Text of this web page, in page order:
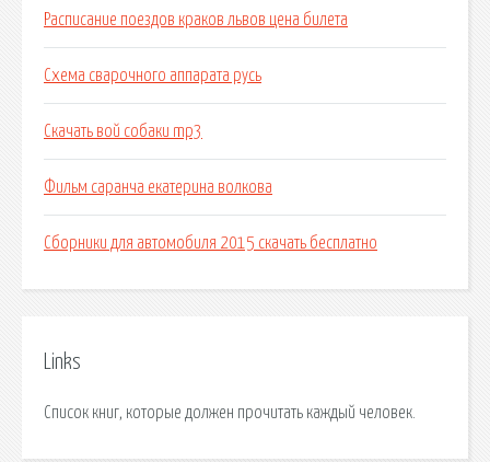
Расписание поездов краков львов цена билета
Схема сварочного аппарата русь
Скачать вой собаки mp3
Фильм саранча екатерина волкова
Сборники для автомобиля 2015 скачать бесплатно
Links
Список книг, которые должен прочитать каждый человек.